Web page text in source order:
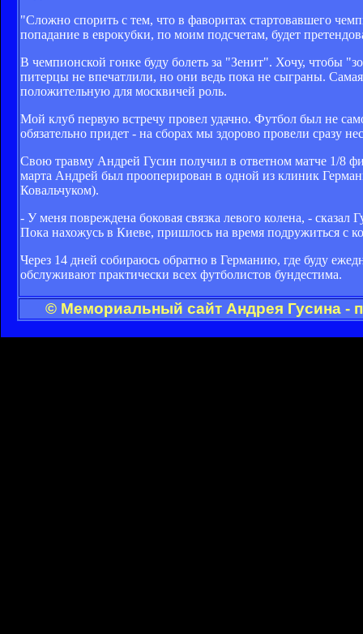
"Сложно спорить с тем, что в фаворитах стартовавшего
попадание в еврокубки, по моим подсчетам, будет
В чемпионской гонке буду болеть за "Зенит". Хочу, чтобы
питерцы не впечатлили, но они ведь пока не сыграны.
положительную для москвичей роль.
Мой клуб первую встречу провел удачно. Футбол был не
обязательно придет - на сборах мы здорово провели сразу
Свою травму Андрей Гусин получил в ответном матче 1/8
марта Андрей был прооперирован в одной из клиник
Ковальчуком).
- У меня повреждена боковая связка левого колена, -
Пока нахожусь в Киеве, пришлось на время подружиться с
Через 14 дней собираюсь обратно в Германию, где буду
обслуживают практически всех футболистов бундестима.
© Мемориальный сайт Андрея Гусина -